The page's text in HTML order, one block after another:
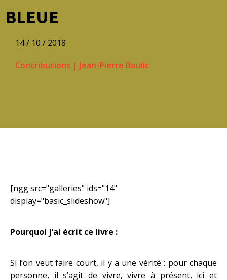
BLEUE
14 / 10 / 2018
Contributions | Jean-Pierre Boulic
[ngg src="galleries" ids="14"
display="basic_slideshow"]
Pourquoi j’ai écrit ce livre :
Si l’on veut faire court, il y a une vérité : pour chaque
personne, il s’agit de vivre, vivre à présent, ici et